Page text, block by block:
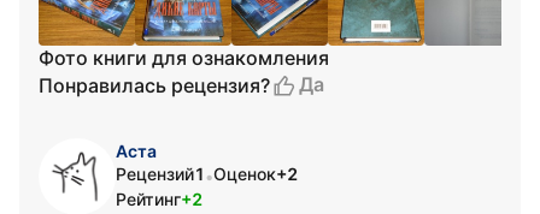
Фото книги для ознакомления
Понравилась рецензия?
Да
Аста
Рецензий1 •Оценок+2
Рейтинг+2